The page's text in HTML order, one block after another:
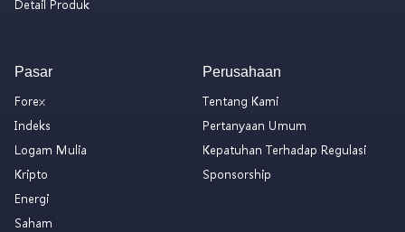
Detail Produk
Pasar
Forex
Indeks
Logam Mulia
Kripto
Energi
Saham
Perusahaan
Tentang Kami
Pertanyaan Umum
Kepatuhan Terhadap Regulasi
Sponsorship